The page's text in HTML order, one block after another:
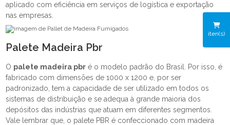
iten(s)
aplicado com eficiência em serviços de logística e exportação
nas empresas.
Palete Madeira Pbr
O palete madeira pbr é o modelo padrão do Brasil. Por isso, é
fabricado com dimensões de 1000 x 1200 e, por ser
padronizado, tem a capacidade de ser utilizado em todos os
sistemas de distribuição e se adequa à grande maioria dos
depósitos das indústrias que atuam em diferentes segmentos.
Vale lembrar que, o palete PBR é confeccionado com madeira